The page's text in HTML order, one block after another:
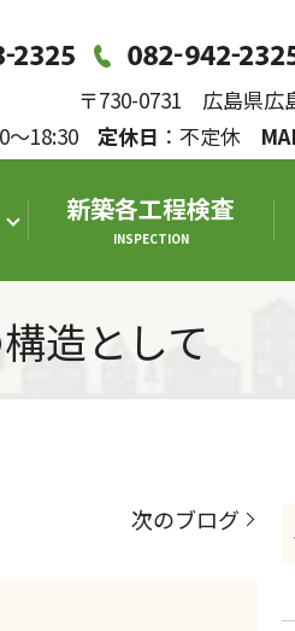
〒730-0731 広島県広
～18:30 定休日 ：不定休
新築各工程検査
INSPECTION
造として
次のブログ